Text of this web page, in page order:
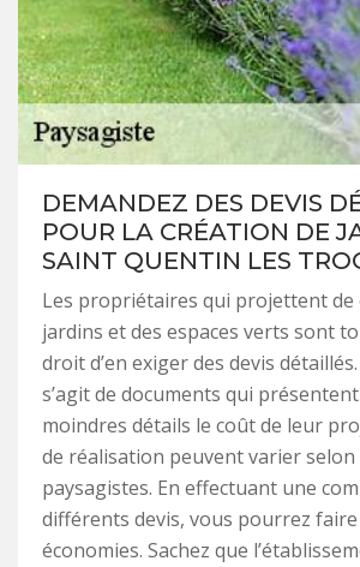
DEMANDEZ DES DEVIS
POUR LA CRÉATION DE
SAINT QUENTIN LES
Les propriétaires qui projettent de
jardins et des espaces verts sont
droit d’en exiger des devis
s’agit de documents qui
moindres détails le coût de leur
de réalisation peuvent varier selon
paysagistes. En effectuant une
différents devis, vous pourrez faire
économies. Sachez que